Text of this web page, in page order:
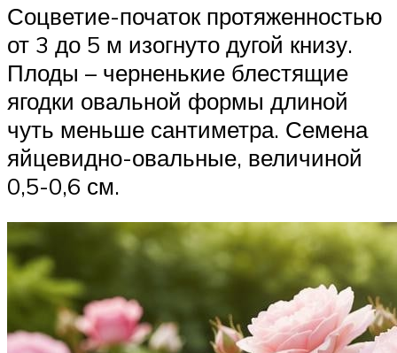
Соцветие-початок протяженностью
от 3 до 5 м изогнуто дугой книзу.
Плоды – черненькие блестящие
ягодки овальной формы длиной
чуть меньше сантиметра. Семена
яйцевидно-овальные, величиной
0,5-0,6 см.